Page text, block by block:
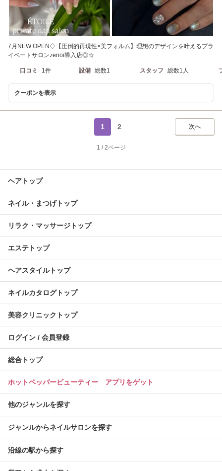
7月NEW OPEN◇【圧倒的再現性×美フォルム】理想のデザインを叶えるプラ
イベートサロン♪enoi導入店◎☆
口コミ 1件 設備 総数1 スタッフ 総数1人
クーポンを表示
次へ
1 2
1 / 2ページ
ヘアトップ
ネイル・まつげトップ
リラク・マッサージトップ
エステトップ
ヘアスタイルトップ
ネイルカタログトップ
美容クリニックトップ
ログイン / 会員登録
総合トップ
ホットペッパービューティー アプリをゲット
他のジャンルを探す
ジャンルからネイルサロンを探す
沿線の駅から探す